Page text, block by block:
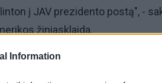
Information
į JAV prezidento postą", -
žiniasklaida.
tapti žmogus, tvirtai remiantis